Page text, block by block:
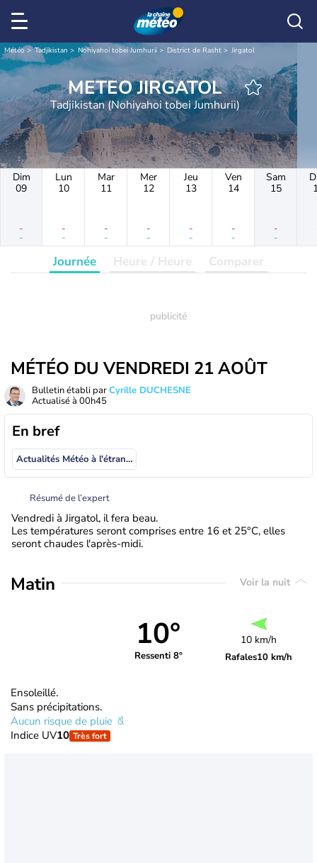
Météo Tadjikistan Nohiyahoi tobei Jumhurii District de Rasht Jirgatol
METEO JIRGATOL
Tadjikistan (Nohiyahoi tobei Jumhurii)
Dim
09
-
-
Lun
10
-
-
Mar
11
-
-
Mer
12
-
-
Jeu
13
-
-
Ven
14
-
-
Sam
15
-
-
Journée Heure / Heure Comparer
MÉTÉO DU VENDREDI 21 AOÛT
Bulletin établi parCyrille DUCHESNE
Actualisé à 00h45
En bref
Actualités Météo à l'étranger
Résumé de l’expert
Vendredi à Jirgatol, il fera beau.
Les températures seront comprises entre 16 et 25°C, elles
seront chaudes l'après-midi.
Matin Voir la nuit
10°
Ressenti 8°
10 km/h
Rafales10 km/h
Ensoleillé.
Sans précipitations.
Aucun risque de pluie
Indice UV10 Très fort